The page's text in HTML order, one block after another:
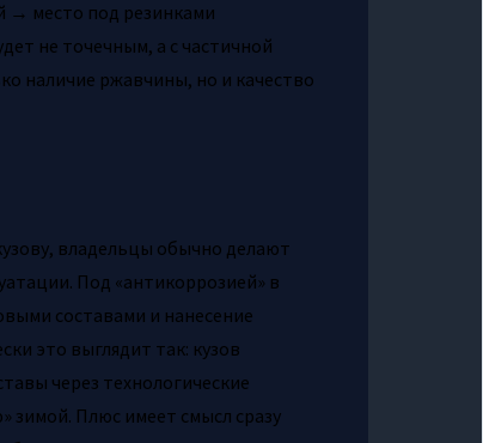
→ место под резинками
не точечным, а с частичной
наличие ржавчины, но и качество
владельцы обычно делают
Под «антикоррозией» в
составами и нанесение
это выглядит так: кузов
через технологические
зимой. Плюс имеет смысл сразу